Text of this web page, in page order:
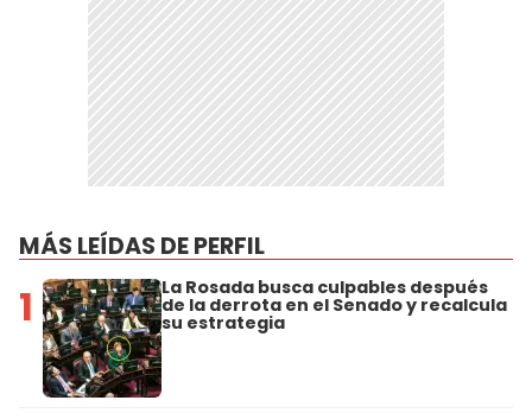
MÁS LEÍDAS DE PERFIL
1 La Rosada busca culpables después
de la derrota en el Senado y recalcula
su estrategia